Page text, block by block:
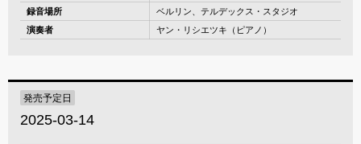
録音場所
ベルリン、テルデックス・スタジオ
演奏者
ヤン・リシエツキ（ピアノ）
発売予定日
2025-03-14